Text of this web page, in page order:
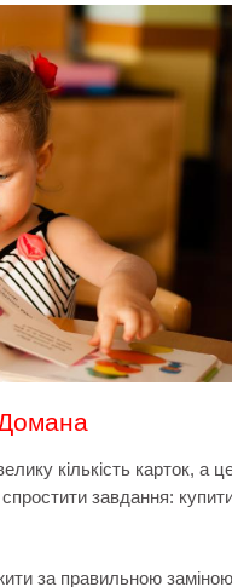
кількість карток, а
завдання:
за правильною